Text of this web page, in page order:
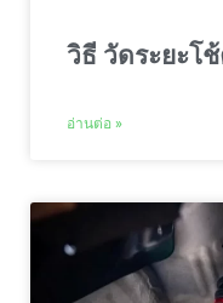
วิธี วัดระยะโ
อ่านต่อ »